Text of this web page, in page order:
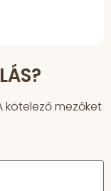
kötelező mezőket